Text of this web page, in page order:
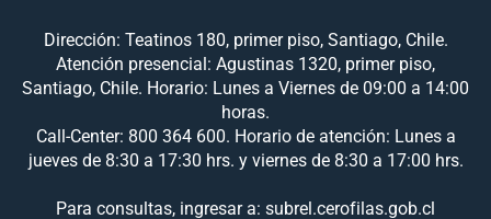
Dirección: Teatinos 180, primer piso, Santiago, Chile.
Atención presencial: Agustinas 1320, primer piso,
Santiago, Chile. Horario: Lunes a Viernes de 09:00 a 14:00
horas.
Call-Center: 800 364 600. Horario de atención: Lunes a
jueves de 8:30 a 17:30 hrs. y viernes de 8:30 a 17:00 hrs.
Para consultas, ingresar a: subrel.cerofilas.gob.cl